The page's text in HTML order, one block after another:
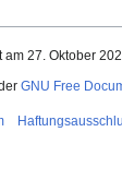
am 27. Oktober
GNU Free